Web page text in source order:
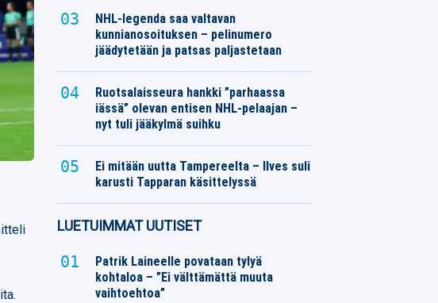
NHL-legenda saa valtavan
kunnianosoituksen – pelinumero
jäädytetään ja patsas paljastetaan
Ruotsalaisseura hankki ”parhaassa
iässä” olevan entisen NHL-pelaajan –
nyt tuli jääkylmä suihku
Ei mitään uutta Tampereelta – Ilves suli
karusti Tapparan käsittelyssä
LUETUIMMAT UUTISET
Patrik Laineelle povataan tylyä
kohtaloa – ”Ei välttämättä muuta
vaihtoehtoa”